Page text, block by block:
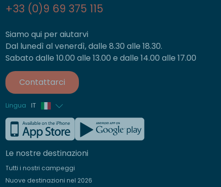
+33 (0)9 69 375 115
Siamo qui per aiutarvi
Dal lunedì al venerdì, dalle 8.30 alle 18.30.
Sabato dalle 10.00 alle 13.00 e dalle 14.00 alle 17.00
Contattarci
Lingua IT
Francese
Inglese
Tedesco
Spagnolo
Le nostre destinazioni
Tutti i nostri campeggi
Nuove destinazioni nel 2026